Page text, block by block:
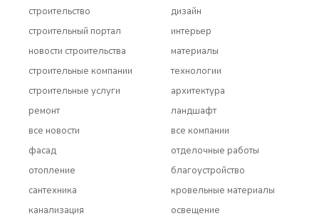
строительство
строительный портал
новости строительства
строительные компании
строительные услуги
ремонт
все новости
дизайн
интерьер
материалы
технологии
архитектура
ландшафт
все компании
фасад
отопление
сантехника
канализация
отделочные работы
благоустройство
кровельные материалы
освещение